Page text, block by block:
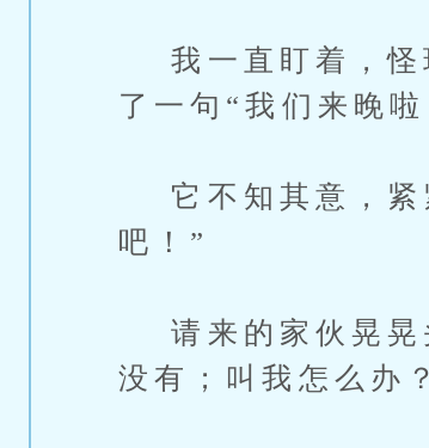
我一直盯着，怪
了一句“我们来晚啦
它不知其意，紧
吧！”
请来的家伙晃晃
没有；叫我怎么办